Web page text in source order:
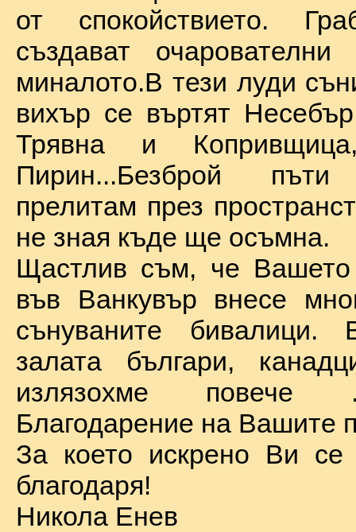
от спокойствието.
създават
миналото.В тези луди
вихър се въртят
Трявна и
Пирин...Безброй
прелитам през
не зная къде ще осъмна.
Щастлив съм, че Вашето
във Ванкувър внесе
сънуваните бивалици.
залата българи,
излязохме
Благодарение на Вашите
За което искрено Ви се
благодаря!
Никола Енев